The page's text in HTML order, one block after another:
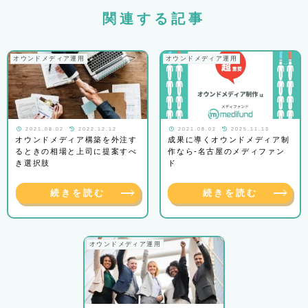
関連する記事
オウンドメディア運用
オウンドメディア構築を外注す
るときの相場と上司に提案すべ
き選択肢
2021.08.02 2022.12.12
続きを読む
オウンドメディア運用
成果に導くオウンドメディア制
作なら-名古屋のメディファン
ド
2021.08.02 2025.11.13
続きを読む
オウンドメディア運用